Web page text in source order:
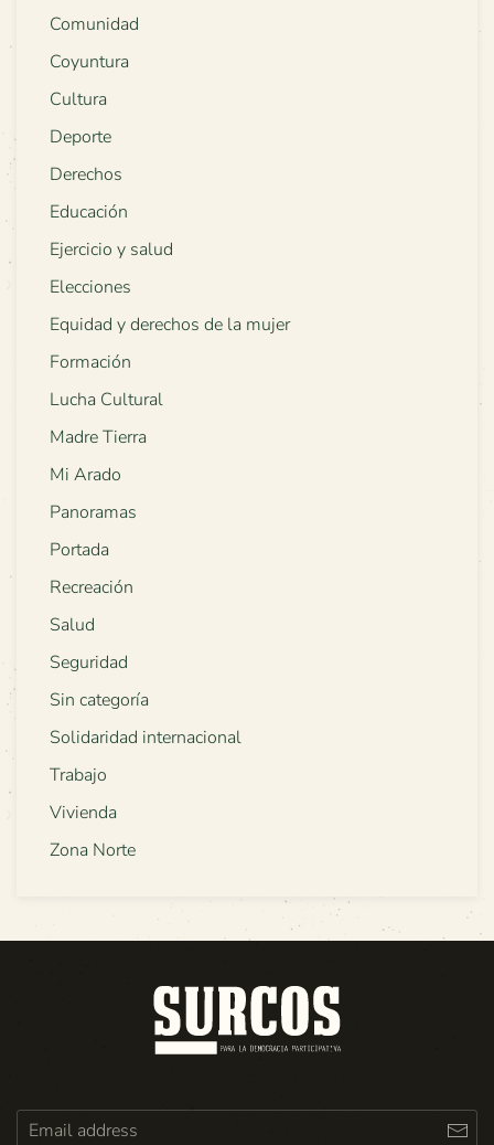
Comunidad
Coyuntura
Cultura
Deporte
Derechos
Educación
Ejercicio y salud
Elecciones
Equidad y derechos de la mujer
Formación
Lucha Cultural
Madre Tierra
Mi Arado
Panoramas
Portada
Recreación
Salud
Seguridad
Sin categoría
Solidaridad internacional
Trabajo
Vivienda
Zona Norte